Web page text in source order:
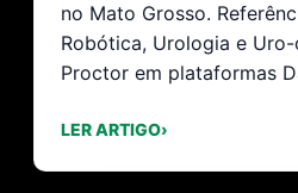
no Mato Grosso.
Robótica, Urologia e
Proctor em plataformas
LER ARTIGO›